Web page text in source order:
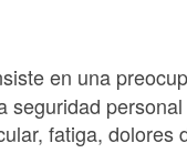
en una
fatiga,